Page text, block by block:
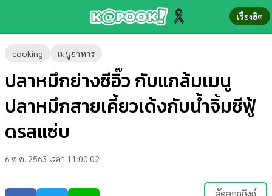
เรื่องฮิต
cooking เมนูอาหาร
ปลาหมึกย่างซีอิ๊ว กับแกล้มเมนู
ปลาหมึกสายเคี้ยวเด้งกับน้ำจิ้มซีฟู้
ดรสแซ่บ
6 ต.ค. 2563 เวลา 11:00:02
ข่าว-
ความ
รู้
บันเทิง
ตรวจ